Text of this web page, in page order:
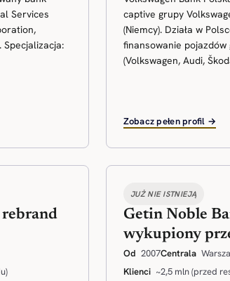
Services
Specjalizacja:
captive grupy
(Niemcy). Działa w
finansowanie pojazdów
(Volkswagen, Audi,
Zobacz pełen profil →
JUŻ NIE ISTNIEJĄ
Getin Noble
wykupiony
Od 2007Centrala
Klienci ~2,5 mln (przed